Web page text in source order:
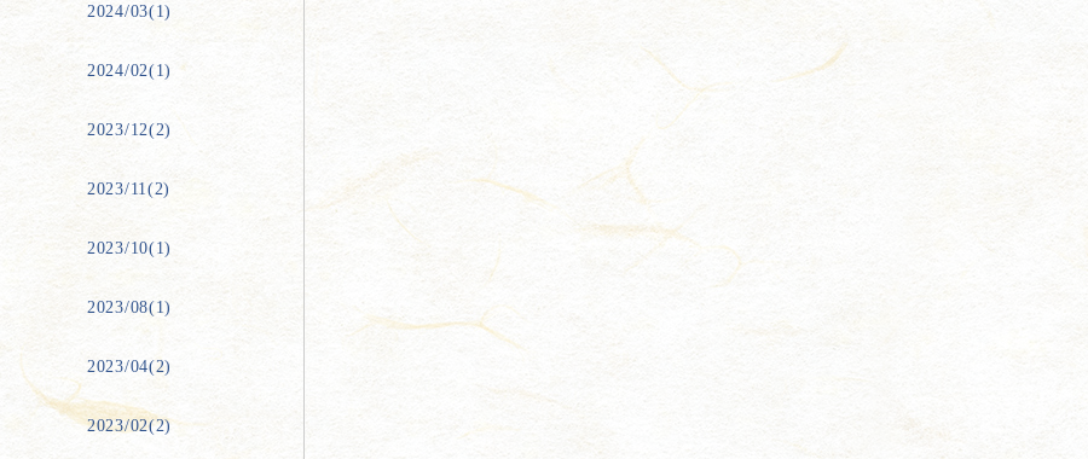
2024/03(1)
2024/02(1)
2023/12(2)
2023/11(2)
2023/10(1)
2023/08(1)
2023/04(2)
2023/02(2)